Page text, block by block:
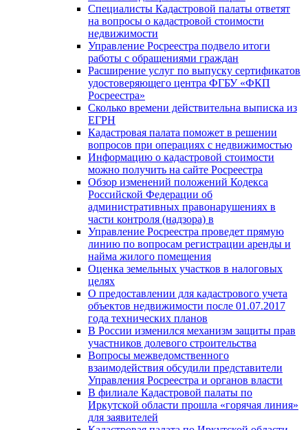
Специалисты Кадастровой палаты ответят
на вопросы о кадастровой стоимости
недвижимости
Управление Росреестра подвело итоги
работы с обращениями граждан
Расширение услуг по выпуску сертификатов
удостоверяющего центра ФГБУ «ФКП
Росреестра»
Сколько времени действительна выписка из
ЕГРН
Кадастровая палата поможет в решении
вопросов при операциях с недвижимостью
Информацию о кадастровой стоимости
можно получить на сайте Росреестра
Обзор изменений положений Кодекса
Российской Федерации об
административных правонарушениях в
части контроля (надзора) в
Управление Росреестра проведет прямую
линию по вопросам регистрации аренды и
найма жилого помещения
Оценка земельных участков в налоговых
целях
О предоставлении для кадастрового учета
объектов недвижимости после 01.07.2017
года технических планов
В России изменился механизм защиты прав
участников долевого строительства
Вопросы межведомственного
взаимодействия обсудили представители
Управления Росреестра и органов власти
В филиале Кадастровой палаты по
Иркутской области прошла «горячая линия»
для заявителей